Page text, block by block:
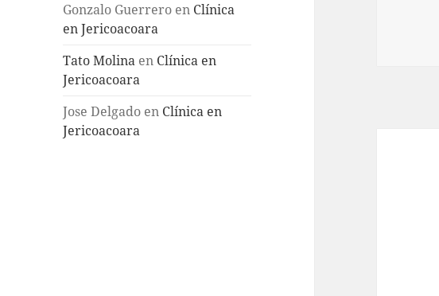
Gonzalo Guerrero en Clínica
en Jericoacoara
Tato Molina en Clínica en
Jericoacoara
Jose Delgado en Clínica en
Jericoacoara